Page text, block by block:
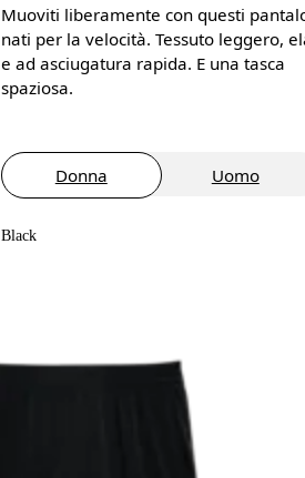
Muoviti liberamente con questi
nati per la velocità. Tessuto leggero,
e ad asciugatura rapida. E una tasca
spaziosa.
Donna Uomo
Black